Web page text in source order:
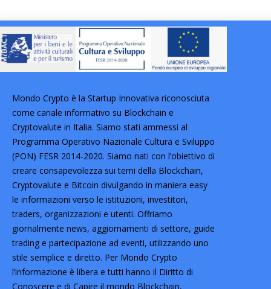
Mondo Crypto è la Startup Innovativa riconosciuta
come canale informativo su Blockchain e
Cryptovalute in Italia. Siamo stati ammessi al
Programma Operativo Nazionale Cultura e Sviluppo
(PON) FESR 2014-2020. Siamo nati con l’obiettivo di
creare consapevolezza sui temi della Blockchain,
Cryptovalute e Bitcoin divulgando in maniera easy
le informazioni verso le istituzioni, investitori,
traders, organizzazioni e utenti. Offriamo
giornalmente news, aggiornamenti di settore, guide
trading e partecipazione ad eventi, utilizzando uno
stile semplice e diretto. Per Mondo Crypto
l’informazione è libera e tutti hanno il Diritto di
Conoscere e di Capire il mondo Blockchain,